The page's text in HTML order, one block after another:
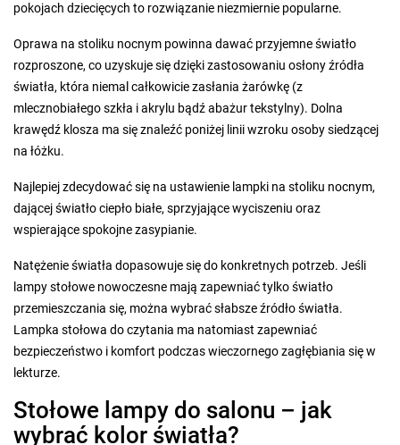
pokojach dziecięcych to rozwiązanie niezmiernie popularne.
Oprawa na stoliku nocnym powinna dawać przyjemne światło
rozproszone, co uzyskuje się dzięki zastosowaniu osłony źródła
światła, która niemal całkowicie zasłania żarówkę (z
mlecznobiałego szkła i akrylu bądź abażur tekstylny). Dolna
krawędź klosza ma się znaleźć poniżej linii wzroku osoby siedzącej
na łóżku.
Najlepiej zdecydować się na ustawienie lampki na stoliku nocnym,
dającej światło ciepło białe, sprzyjające wyciszeniu oraz
wspierające spokojne zasypianie.
Natężenie światła dopasowuje się do konkretnych potrzeb. Jeśli
lampy stołowe nowoczesne mają zapewniać tylko światło
przemieszczania się, można wybrać słabsze źródło światła.
Lampka stołowa do czytania ma natomiast zapewniać
bezpieczeństwo i komfort podczas wieczornego zagłębiania się w
lekturze.
Stołowe lampy do salonu – jak
wybrać kolor światła?